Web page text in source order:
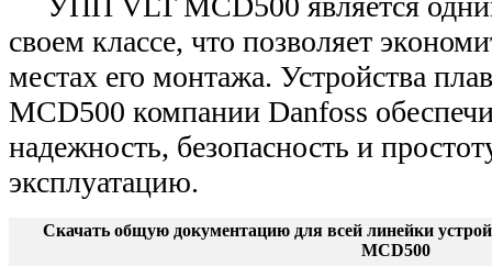
своем классе, что позволяет
местах его монтажа. Устройства
MCD500 компании Danfoss
надежность, безопасность и
эксплуатацию.
Скачать общую документацию для всей линейки
MCD500